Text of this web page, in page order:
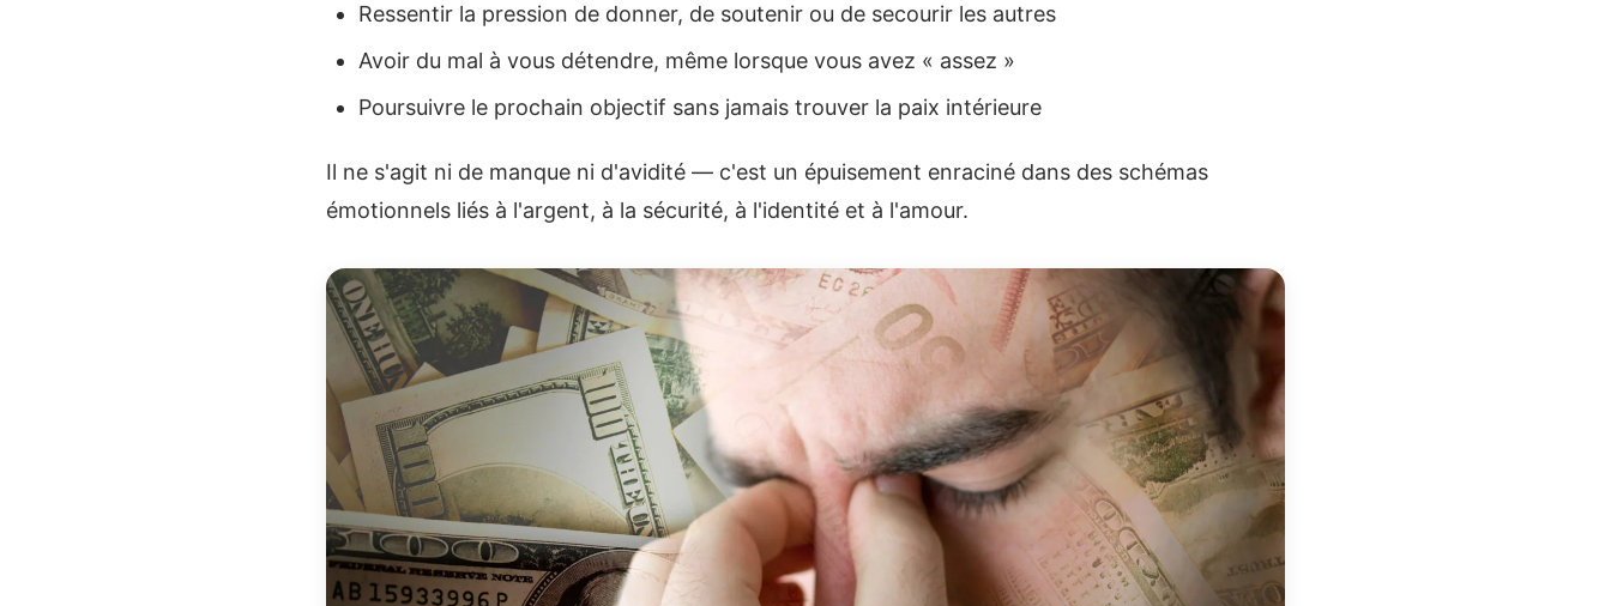
Ressentir la pression de donner, de soutenir ou de secourir les autres
Avoir du mal à vous détendre, même lorsque vous avez « assez »
Poursuivre le prochain objectif sans jamais trouver la paix intérieure
Il ne s'agit ni de manque ni d'avidité — c'est un épuisement enraciné dans des schémas
émotionnels liés à l'argent, à la sécurité, à l'identité et à l'amour.